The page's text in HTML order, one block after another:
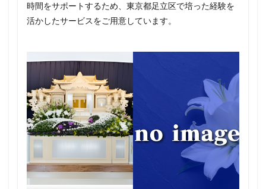
時間をサポートするため、東京都足立区で培った経験を
活かしたサービスをご用意しています。